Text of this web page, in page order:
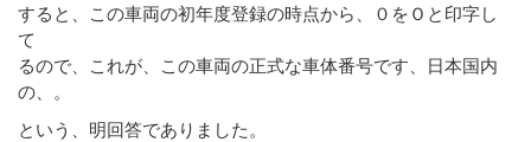
すると、この車両の初年度登録の時点から、０をＯと印字し
て
るので、これが、この車両の正式な車体番号です、日本国内
の、。
という、明回答でありました。